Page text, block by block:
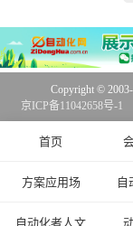
首页
方案应用场 自
自动化者人文
Copyright ©
京ICP备11042658号-1